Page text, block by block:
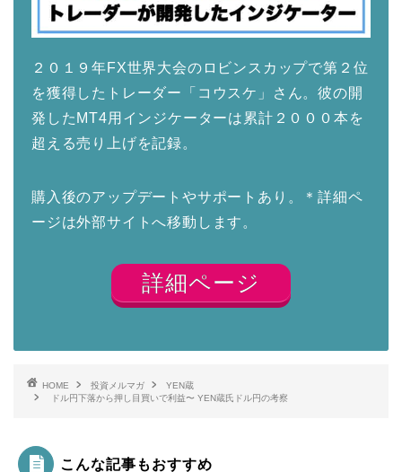
２０１９年FX世界大会のロビンスカップで第２位
を獲得したトレーダー「コウスケ」さん。彼の開
発したMT4用インジケーターは累計２０００本を
超える売り上げを記録。
購入後のアップデートやサポートあり。＊詳細ペ
ージは外部サイトへ移動します。
詳細ページ
HOME 投資メルマガ
YEN蔵
ドル円下落から押し目買いで利益〜 YEN蔵氏ドル円の考察
こんな記事もおすすめ